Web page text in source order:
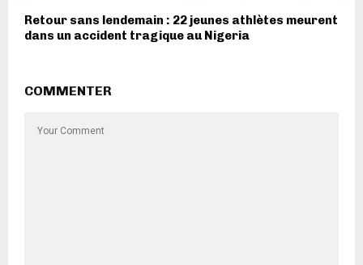
Retour sans lendemain : 22 jeunes athlètes meurent
dans un accident tragique au Nigeria
COMMENTER